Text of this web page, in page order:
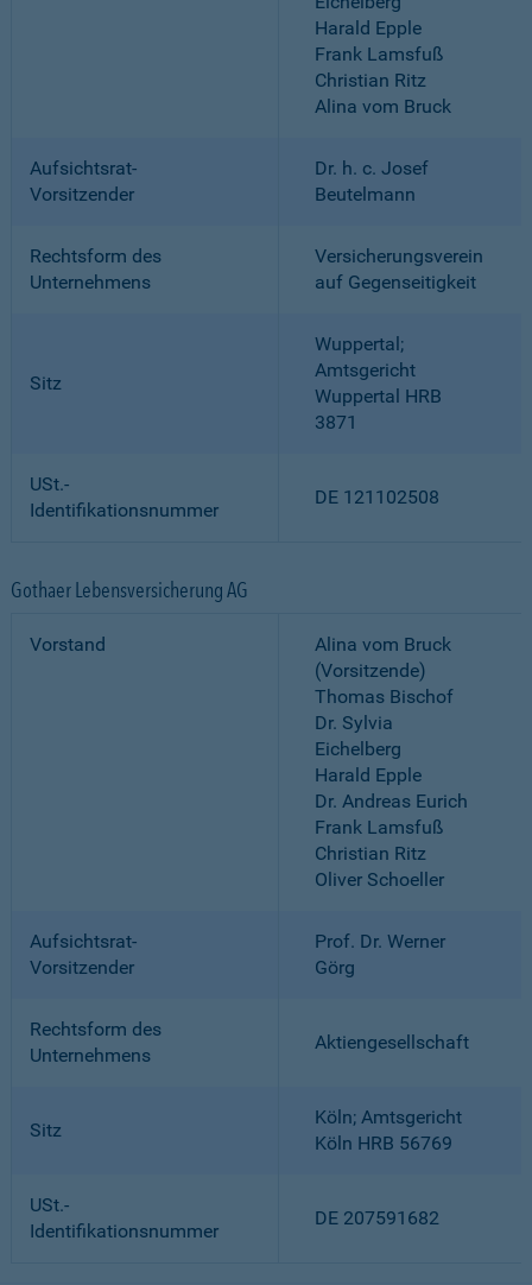
Harald Epple
Frank Lamsfuß
Christian Ritz
Alina vom Bruck
Aufsichtsrat-
Vorsitzender
Dr. h. c. Josef
Beutelmann
Rechtsform des
Unternehmens
Versicherungsverein
auf Gegenseitigkeit
Sitz
Wuppertal;
Amtsgericht
Wuppertal HRB
3871
USt.-
Identifikationsnummer
DE 121102508
Gothaer Lebensversicherung AG
Vorstand
Alina vom Bruck
(Vorsitzende)
Thomas Bischof
Dr. Sylvia
Eichelberg
Harald Epple
Dr. Andreas Eurich
Frank Lamsfuß
Christian Ritz
Oliver Schoeller
Aufsichtsrat-
Vorsitzender
Prof. Dr. Werner
Görg
Rechtsform des
Unternehmens
Aktiengesellschaft
Sitz
Köln; Amtsgericht
Köln HRB 56769
USt.-
Identifikationsnummer
DE 207591682